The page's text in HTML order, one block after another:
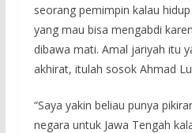
seorang pemimpin kalau
yang mau bisa mengabdi
dibawa mati. Amal jariyah itu
akhirat, itulah sosok Ahmad
“Saya yakin beliau punya
negara untuk Jawa Tengah